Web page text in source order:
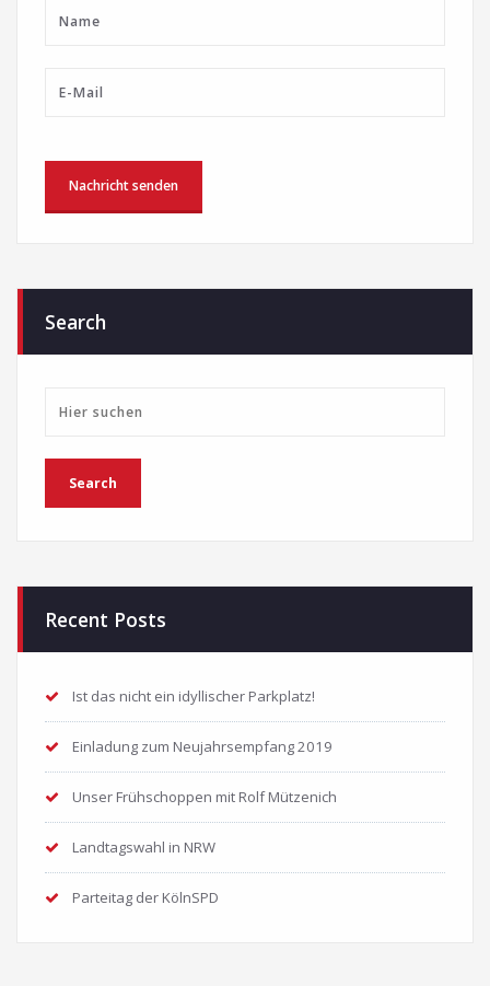
Search
Recent Posts
Ist das nicht ein idyllischer Parkplatz!
Einladung zum Neujahrsempfang 2019
Unser Frühschoppen mit Rolf Mützenich
Landtagswahl in NRW
Parteitag der KölnSPD